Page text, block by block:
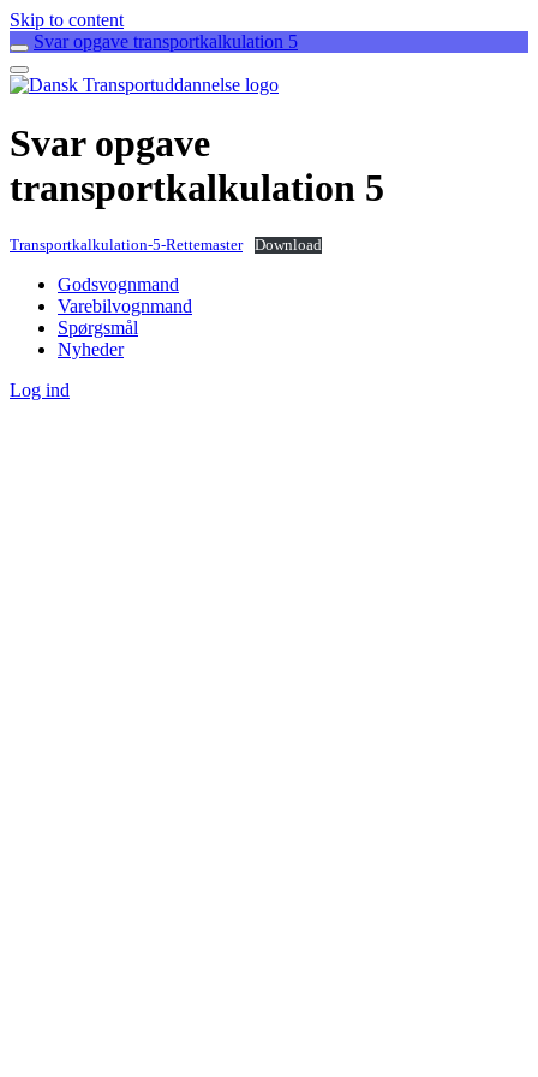
Skip to content
Svar opgave transportkalkulation 5
Svar opgave
transportkalkulation 5
Transportkalkulation-5-Rettemaster Download
Godsvognmand
Varebilvognmand
Spørgsmål
Nyheder
Log ind